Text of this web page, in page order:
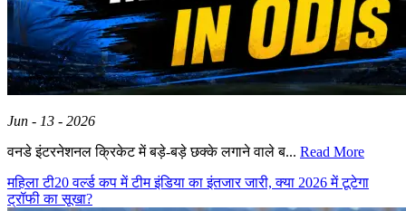
Jun - 13 - 2026
वनडे इंटरनेशनल क्रिकेट में बड़े-बड़े छक्के लगाने वाले ब... Read More
महिला टी20 वर्ल्ड कप में टीम इंडिया का इंतजार जारी, क्या 2026 में टूटेगा
ट्रॉफी का सूखा?